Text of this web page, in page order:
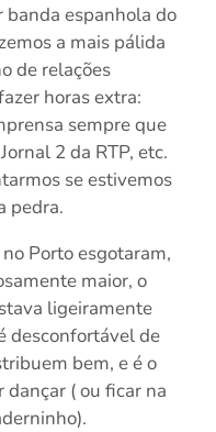
banda espanhola do
a mais pálida
de relações
horas extra:
sempre que
2 da RTP, etc.
se estivemos
pedra.
Porto esgotaram,
maior, o
ligeiramente
desconfortável de
bem, e é o
( ou ficar na